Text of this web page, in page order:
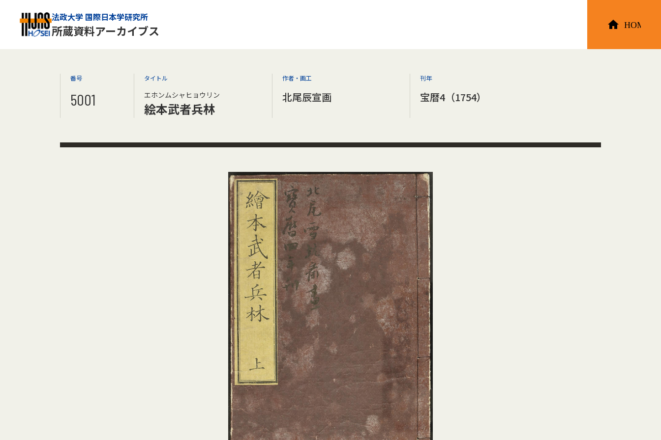
法政大学 国際日本学研究所
所蔵資料アーカイブス
番号
5001
タイトル
エホンムシャヒョウリン
絵本武者兵林
作者・画工
北尾辰宣画
刊年
宝暦4（1754）